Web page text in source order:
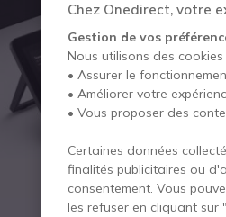
Chez Onedirect, votre
Gestion de vos
Nous utilisons des
• Assurer le
• Améliorer votre
• Vous proposer des
Certaines données
finalités publicitaires ou
consentement. Vous
les refuser en cliquant